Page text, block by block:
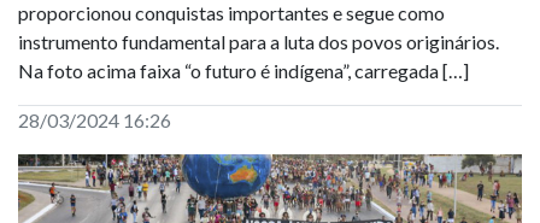
proporcionou conquistas importantes e segue como
instrumento fundamental para a luta dos povos originários.
Na foto acima faixa “o futuro é indígena”, carregada […]
28/03/2024 16:26